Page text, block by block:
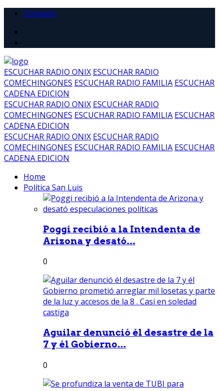
Contacto
ESCUCHAR RADIO ONIX ESCUCHAR RADIO
COMECHINGONES ESCUCHAR RADIO FAMILIA ESCUCHAR
CADENA EDICION
ESCUCHAR RADIO ONIX ESCUCHAR RADIO
COMECHINGONES ESCUCHAR RADIO FAMILIA ESCUCHAR
CADENA EDICION
ESCUCHAR RADIO ONIX ESCUCHAR RADIO
COMECHINGONES ESCUCHAR RADIO FAMILIA ESCUCHAR
CADENA EDICION
Home
Política San Luis
Poggi recibió a la Intendenta de
Arizona y desató...
0
Aguilar denunció él desastre de la
7 y él Gobierno...
0